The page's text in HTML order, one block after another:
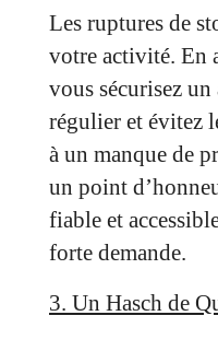
Les ruptures de
votre activité. En
vous sécurisez
régulier et évitez
à un manque de
un point
fiable et
forte demande.
3. Un Hasch de